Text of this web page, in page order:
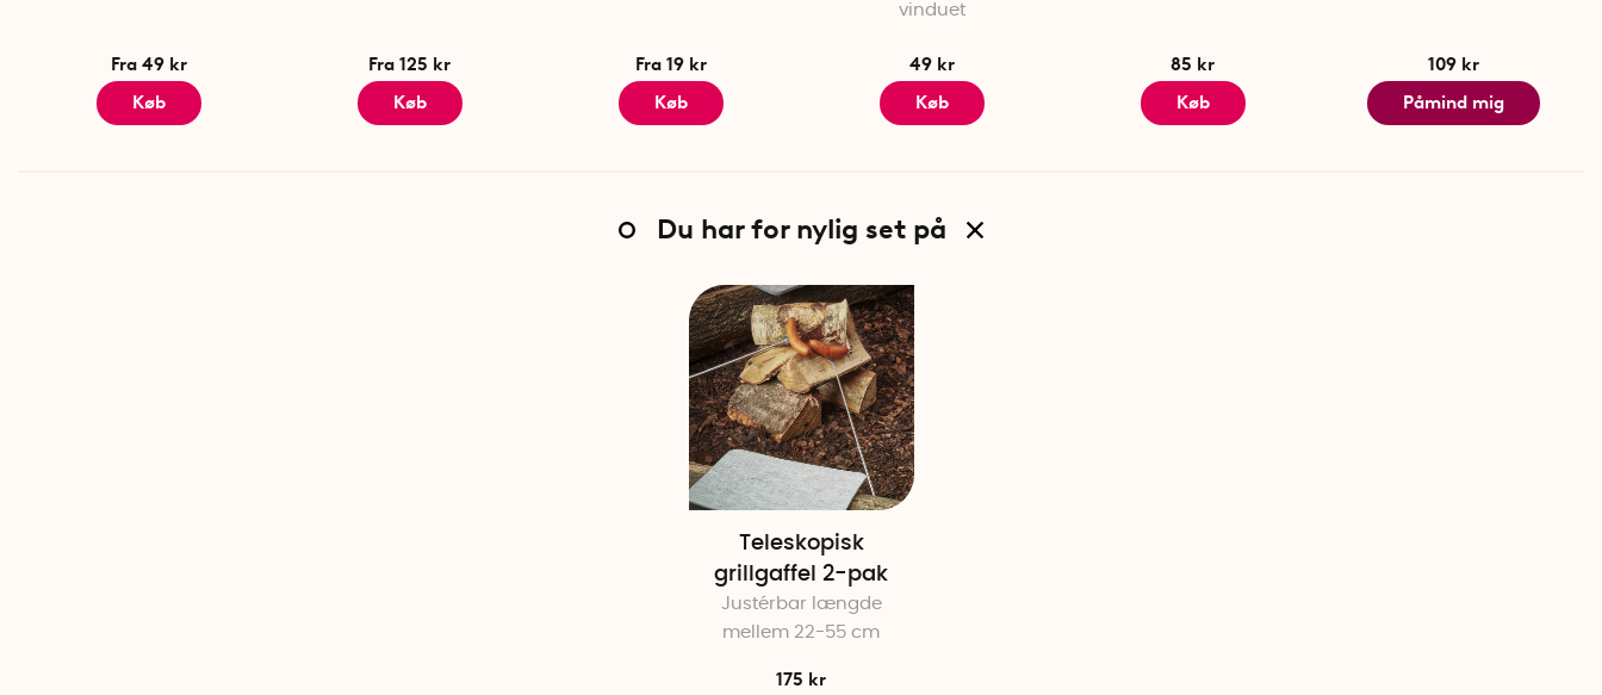
Fra 49 kr
Køb
Fra 125 kr
Køb
Fra 19 kr
Køb
vinduet
49 kr
Køb
85 kr
Køb
109 kr
Påmind mig
Du har for nylig set på
Teleskopisk
grillgaffel 2-pak
Justérbar længde
mellem 22-55 cm
175 kr